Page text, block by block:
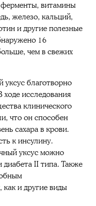
ферменты, витамины
железо, кальций,
и другие полезные
16
чем в свежих
уксус благотворно
ходе исследования
клинического
что он способен
сахара в крови.
к инсулину.
уксус можно
диабета II типа. Также
и другие виды